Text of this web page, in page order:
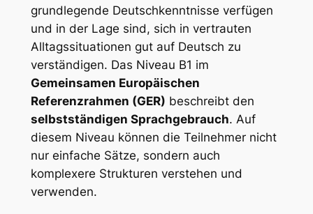
grundlegende Deutschkenntnisse verfügen
und in der Lage sind, sich in vertrauten
Alltagssituationen gut auf Deutsch zu
verständigen. Das Niveau B1 im
Gemeinsamen Europäischen
Referenzrahmen (GER) beschreibt den
selbstständigen Sprachgebrauch. Auf
diesem Niveau können die Teilnehmer nicht
nur einfache Sätze, sondern auch
komplexere Strukturen verstehen und
verwenden.